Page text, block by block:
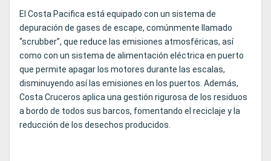
El Costa Pacifica está equipado con un sistema de
depuración de gases de escape, comúnmente llamado
“scrubber”, que reduce las emisiones atmosféricas, así
como con un sistema de alimentación eléctrica en puerto
que permite apagar los motores durante las escalas,
disminuyendo así las emisiones en los puertos. Además,
Costa Cruceros aplica una gestión rigurosa de los residuos
a bordo de todos sus barcos, fomentando el reciclaje y la
reducción de los desechos producidos.